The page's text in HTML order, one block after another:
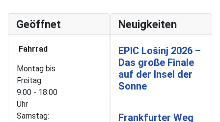
Geöffnet
Fahrrad
Montag bis
Freitag:
9:00 - 18:00
Uhr
Samstag:
Neuigkeiten
EPIC Lošinj 2026 –
Das große Finale
auf der Insel der
Sonne
Frankfurter Weg